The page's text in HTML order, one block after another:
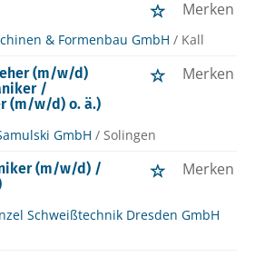
Merken
& Formenbau GmbH / Kall
(m/w/d)
/
(m/w/d) o. ä.)
Merken
GmbH / Solingen
(m/w/d) /
Merken
Schweißtechnik Dresden GmbH